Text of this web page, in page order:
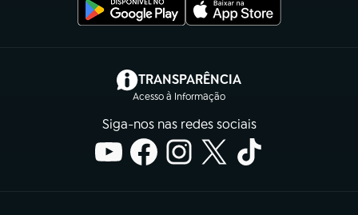
TRANSPARÊNCIA
Acesso à Informação
(abre em nova aba)
Siga-nos nas redes sociais